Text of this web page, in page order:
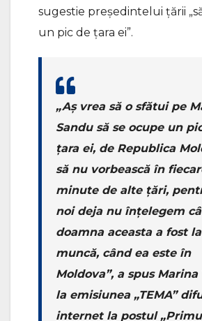
sugestie președintelui țării
un pic de țara ei”.
„Aș vrea să o sfătui pe
Sandu să se ocupe un
țara ei, de Republica
să nu vorbească în
minute de alte țări,
noi deja nu înțelegem
doamna aceasta a fost la
muncă, când ea este în
Moldova”, a spus Marina
la emisiunea „TEMA”
internet la postul